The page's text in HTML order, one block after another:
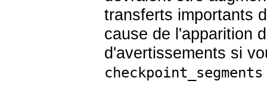
transferts importants
cause de l'apparition
d'avertissements si
checkpoint_segments